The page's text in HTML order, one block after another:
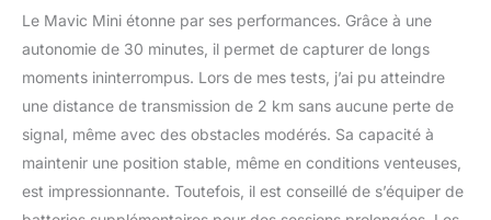
l'application DJI Fly vous
permet de créer des
séquences vidéo en
quelques clics. Il
comprend également le
tutoriel de vol, une
l'utilisation intuitive du
Mavic Mini Contenu:
Le Mavic Mini étonne par ses performances. Grâce à une
autonomie de 30 minutes, il permet de capturer de longs
moments ininterrompus. Lors de mes tests, j’ai pu atteindre
une distance de transmission de 2 km sans aucune perte de
signal, même avec des obstacles modérés. Sa capacité à
maintenir une position stable, même en conditions venteuses,
est impressionnante. Toutefois, il est conseillé de s’équiper de